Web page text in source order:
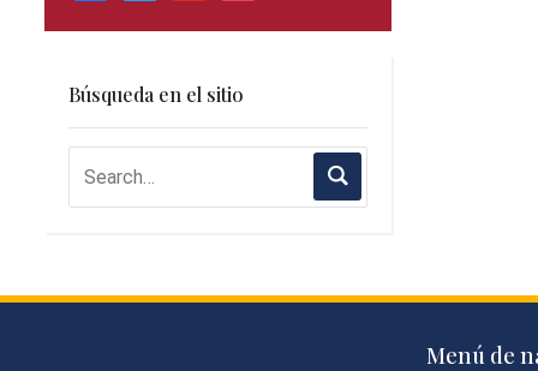
Búsqueda en el sitio
Menú de